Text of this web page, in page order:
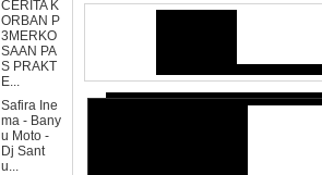
CERITA K
ORBAN P
3MERKO
SAAN PA
S PRAKT
E...
Safira Ine
ma - Bany
u Moto -
Dj Sant
u...